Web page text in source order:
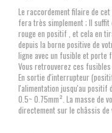
Le raccordement filaire de
fera très simplement ; Il
rouge en positif , et cela en
depuis la borne positive de
ligne avec un fusible et porte
Vous retrouverez ces
En sortie d'interrupteur
l'alimentation jusqu'au positif
0.5~ 0.75mm². La masse de
directement sur le châssis de